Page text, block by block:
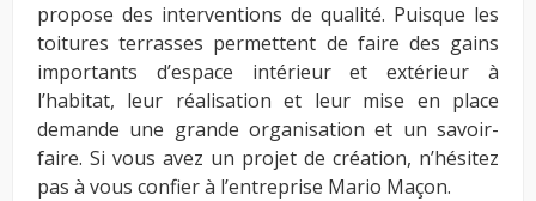
propose des interventions de qualité. Puisque les
toitures terrasses permettent de faire des gains
importants d’espace intérieur et extérieur à
l’habitat, leur réalisation et leur mise en place
demande une grande organisation et un savoir-
faire. Si vous avez un projet de création, n’hésitez
pas à vous confier à l’entreprise Mario Maçon.